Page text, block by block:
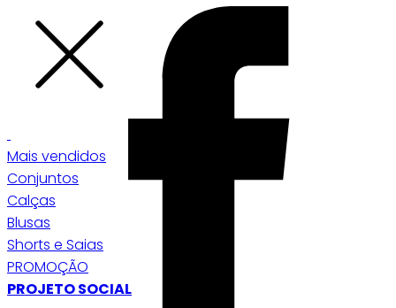
Mais vendidos
Conjuntos
Calças
Blusas
Shorts e Saias
PROMOÇÃO
PROJETO SOCIAL